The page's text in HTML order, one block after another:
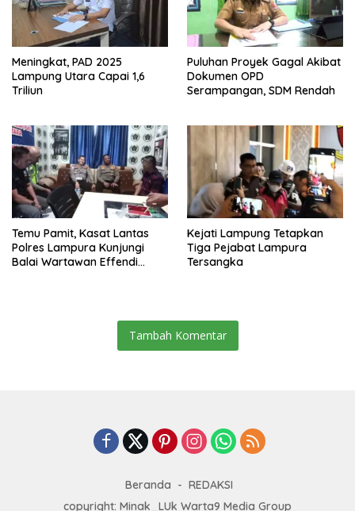
Meningkat, PAD 2025
Lampung Utara Capai 1,6
Triliun
Puluhan Proyek Gagal Akibat
Dokumen OPD
Serampangan, SDM Rendah
Temu Pamit, Kasat Lantas
Polres Lampura Kunjungi
Balai Wartawan Effendi
Kejati Lampung Tetapkan
Tiga Pejabat Lampura
Tersangka
Tambah Komentar
Beranda
REDAKSI
copyright: Minak_LUk Warta9 Media Group